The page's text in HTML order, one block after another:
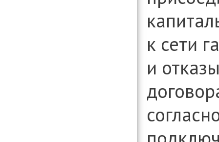
к сети
и